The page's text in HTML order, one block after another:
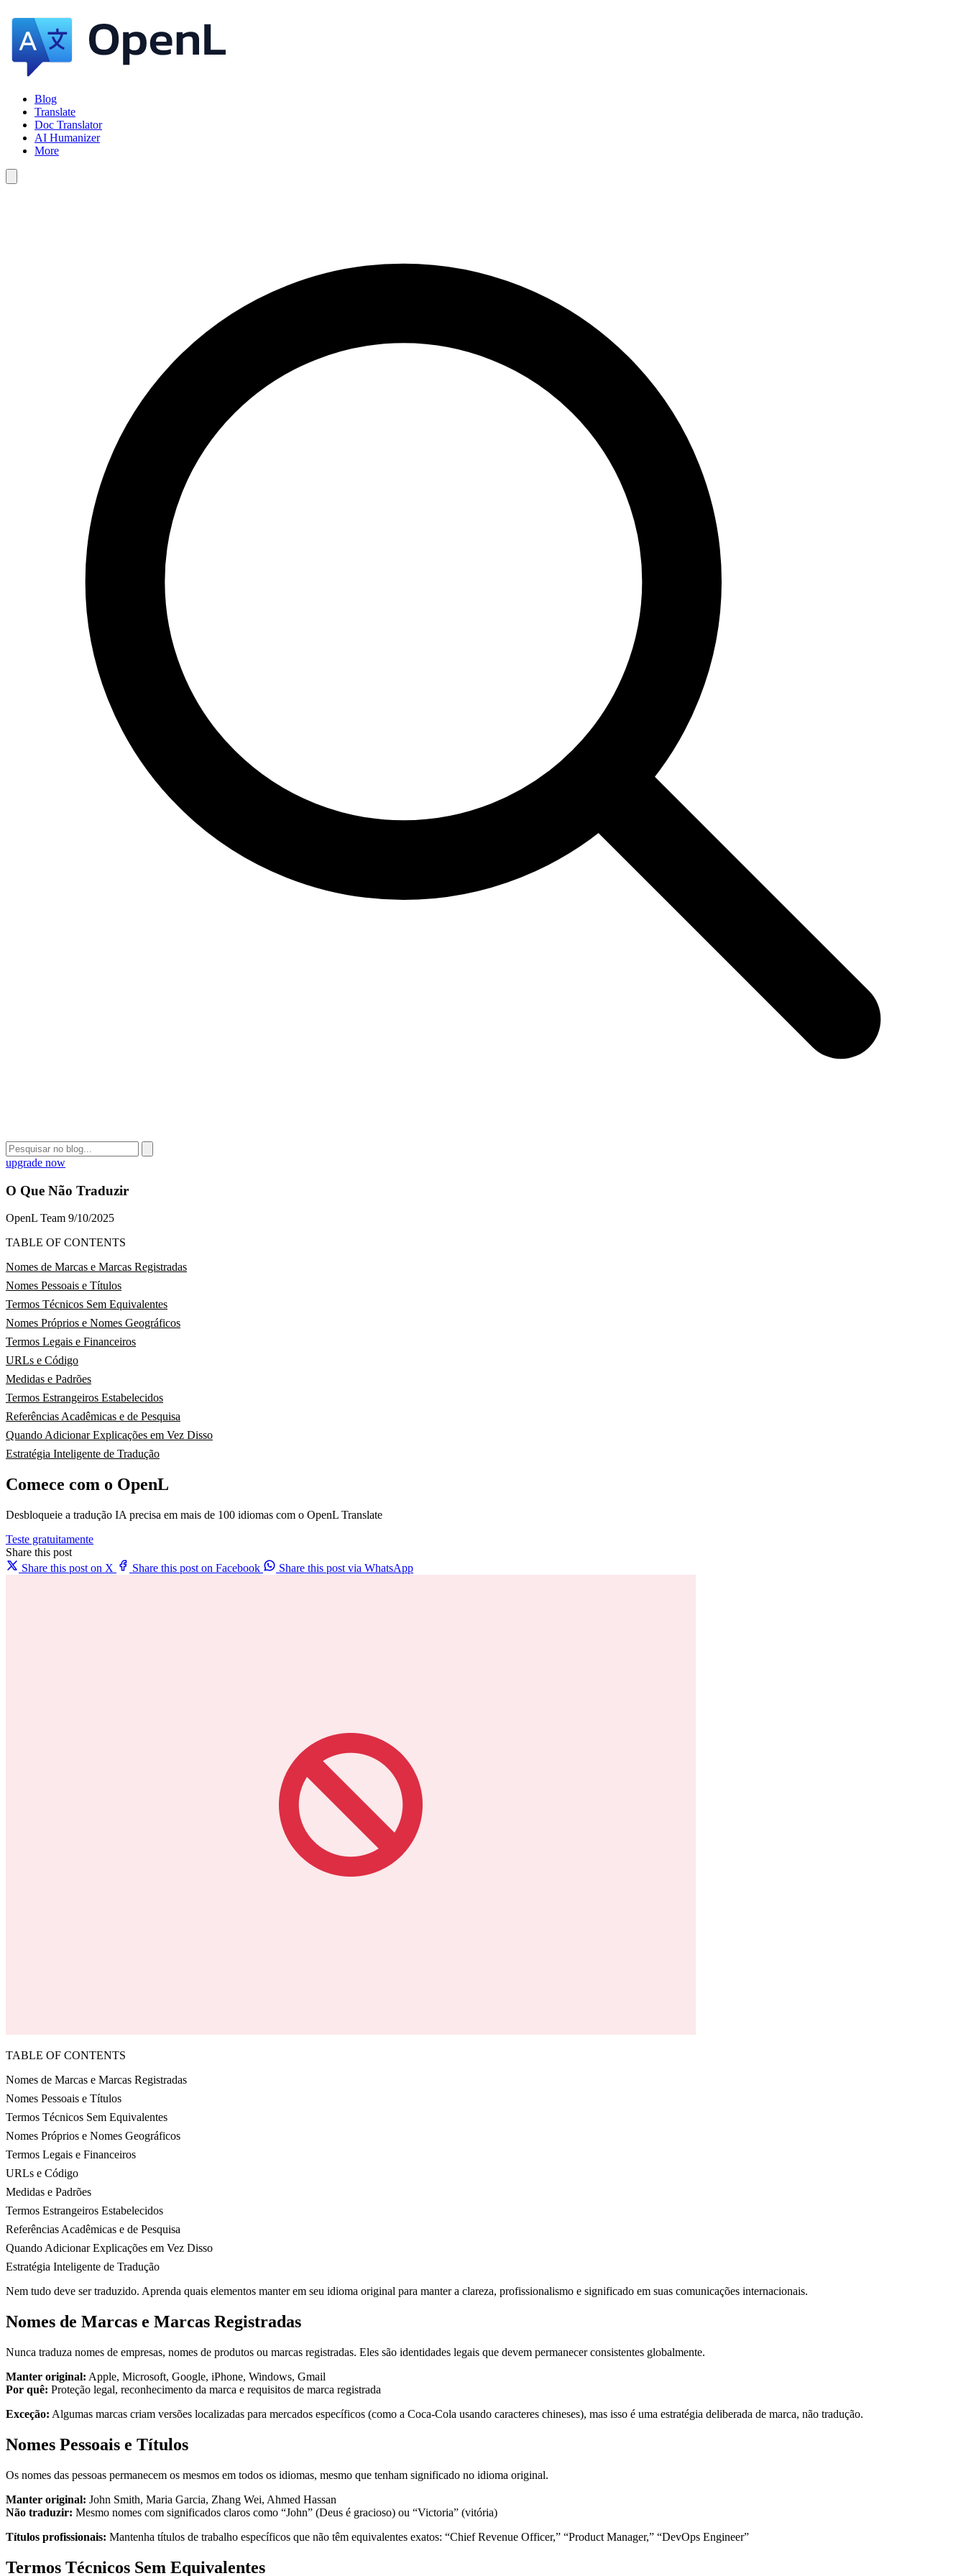
Blog
Translate
Doc Translator
AI Humanizer
More
upgrade now
O Que Não Traduzir
OpenL Team 9/10/2025
TABLE OF CONTENTS
Nomes de Marcas e Marcas Registradas
Nomes Pessoais e Títulos
Termos Técnicos Sem Equivalentes
Nomes Próprios e Nomes Geográficos
Termos Legais e Financeiros
URLs e Código
Medidas e Padrões
Termos Estrangeiros Estabelecidos
Referências Acadêmicas e de Pesquisa
Quando Adicionar Explicações em Vez Disso
Estratégia Inteligente de Tradução
Comece com o OpenL
Desbloqueie a tradução IA precisa em mais de 100 idiomas com o OpenL Translate
Teste gratuitamente
Share this post
Share this post on X
Share this post on Facebook Share this post via WhatsApp
TABLE OF CONTENTS
Nomes de Marcas e Marcas Registradas
Nomes Pessoais e Títulos
Termos Técnicos Sem Equivalentes
Nomes Próprios e Nomes Geográficos
Termos Legais e Financeiros
URLs e Código
Medidas e Padrões
Termos Estrangeiros Estabelecidos
Referências Acadêmicas e de Pesquisa
Quando Adicionar Explicações em Vez Disso
Estratégia Inteligente de Tradução
Nem tudo deve ser traduzido. Aprenda quais elementos manter em seu idioma original para manter a clareza, profissionalismo e significado em suas comunicações internacionais.
Nomes de Marcas e Marcas Registradas
Nunca traduza nomes de empresas, nomes de produtos ou marcas registradas. Eles são identidades legais que devem permanecer consistentes globalmente.
Manter original: Apple, Microsoft, Google, iPhone, Windows, Gmail
Por quê: Proteção legal, reconhecimento da marca e requisitos de marca registrada
Exceção: Algumas marcas criam versões localizadas para mercados específicos (como a Coca-Cola usando caracteres chineses), mas isso é uma estratégia deliberada de marca, não tradução.
Nomes Pessoais e Títulos
Os nomes das pessoas permanecem os mesmos em todos os idiomas, mesmo que tenham significado no idioma original.
Manter original: John Smith, Maria Garcia, Zhang Wei, Ahmed Hassan
Não traduzir: Mesmo nomes com significados claros como “John” (Deus é gracioso) ou “Victoria” (vitória)
Títulos profissionais: Mantenha títulos de trabalho específicos que não têm equivalentes exatos: “Chief Revenue Officer,” “Product Manager,” “DevOps Engineer”
Termos Técnicos Sem Equivalentes